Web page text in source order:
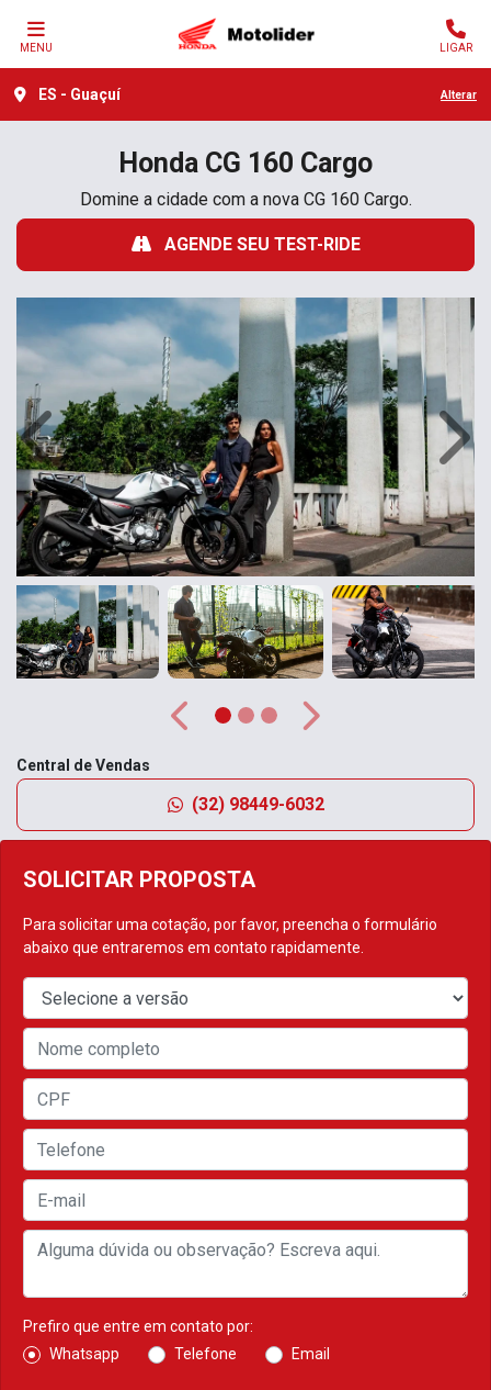
MENU LIGAR
ES - Guaçuí Alterar
Honda CG 160 Cargo
Domine a cidade com a nova CG 160 Cargo.
AGENDE SEU TEST-RIDE
SOLICITAR PROPOSTA
Para solicitar uma cotação, por favor, preencha o formulário
abaixo que entraremos em contato rapidamente.
Prefiro que entre em contato por:
Whatsapp
Telefone Email
Anterior
Anterior Próximo
Central de Vendas
(32) 98449-6032